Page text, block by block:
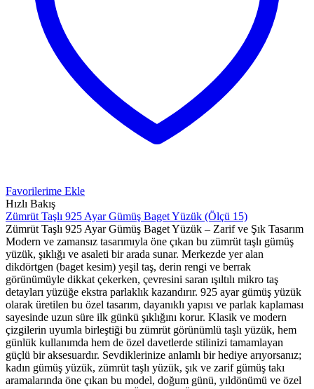
Favorilerime Ekle
Hızlı Bakış
Zümrüt Taşlı 925 Ayar Gümüş Baget Yüzük (Ölçü 15)
Zümrüt Taşlı 925 Ayar Gümüş Baget Yüzük – Zarif ve Şık Tasarım
Modern ve zamansız tasarımıyla öne çıkan bu zümrüt taşlı gümüş
yüzük, şıklığı ve asaleti bir arada sunar. Merkezde yer alan
dikdörtgen (baget kesim) yeşil taş, derin rengi ve berrak
görünümüyle dikkat çekerken, çevresini saran ışıltılı mikro taş
detayları yüzüğe ekstra parlaklık kazandırır. 925 ayar gümüş yüzük
olarak üretilen bu özel tasarım, dayanıklı yapısı ve parlak kaplaması
sayesinde uzun süre ilk günkü şıklığını korur. Klasik ve modern
çizgilerin uyumla birleştiği bu zümrüt görünümlü taşlı yüzük, hem
günlük kullanımda hem de özel davetlerde stilinizi tamamlayan
güçlü bir aksesuardır. Sevdiklerinize anlamlı bir hediye arıyorsanız;
kadın gümüş yüzük, zümrüt taşlı yüzük, şık ve zarif gümüş takı
aramalarında öne çıkan bu model, doğum günü, yıldönümü ve özel